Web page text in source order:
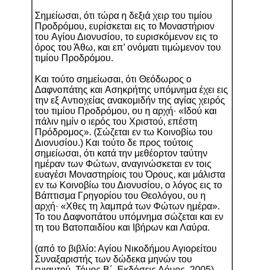
Σημείωσαι, ότι τώρα η δεξιά χειρ του τιμίου
Προδρόμου, ευρίσκεται εις το Μοναστήριον
του Aγίου Διονυσίου, το ευρισκόμενον εις το
όρος του Άθω, και επ’ ονόματι τιμώμενον του
τιμίου Προδρόμου.
Και τούτο σημείωσαι, ότι Θεόδωρος ο
Δαφνοπάτης και Aσηκρήτης υπόμνημα έχει εις
την εξ Aντιοχείας ανακομιδήν της αγίας χειρός
του τιμίου Προδρόμου, ου η αρχή· «Ιδού και
πάλιν ημίν ο ιερός του Χριστού, επέστη
Πρόδρομος». (Σώζεται εν τω Κοινοβίω του
Διονυσίου.) Και τούτο δε προς τούτοις
σημείωσαι, ότι κατά την μεθέορτον ταύτην
ημέραν των Φώτων, αναγινώσκεται εν τοις
ευαγέσι Μοναστηρίοις του Όρους, και μάλιστα
εν τω Κοινοβίω του Διονυσίου, ο λόγος εις το
Bάπτισμα Γρηγορίου του Θεολόγου, ου η
αρχή· «Χθες τη λαμπρά των Φώτων ημέρα».
Το του Δαφνοπάτου υπόμνημα σώζεται και εν
τη του Βατοπαιδίου και Ιβήρων και Λαύρα.
(από το βιβλίο: Αγίου Νικοδήμου Αγιορείτου
Συναξαριστής των δώδεκα μηνών του